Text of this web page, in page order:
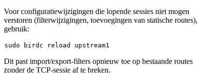
Voor configuratiewijzigingen die lopende sessies niet mogen
verstoren (filterwijzigingen, toevoegingen van statische routes),
gebruik:
sudo
Dit past import/export-filters opnieuw toe op bestaande routes
zonder de TCP-sessie af te breken.